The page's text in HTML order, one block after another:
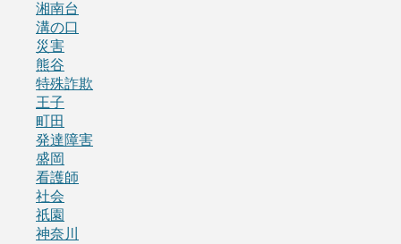
湘南台
溝の口
災害
熊谷
特殊詐欺
王子
町田
発達障害
盛岡
看護師
社会
祇園
神奈川